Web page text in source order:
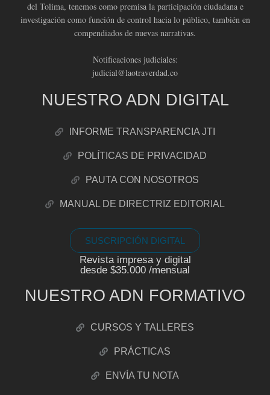
del Tolima, tenemos como premisa la participación ciudadana e
investigación como función de control hacia lo público, también en
compendiados de nuevas narrativas.
Notificaciones judiciales:
judicial@laotraverdad.co
NUESTRO ADN DIGITAL
INFORME TRANSPARENCIA JTI
POLÍTICAS DE PRIVACIDAD
PAUTA CON NOSOTROS
MANUAL DE DIRECTRIZ EDITORIAL
SUSCRIPCIÓN DIGITAL
Revista impresa y digital
desde $35.000 /mensual
NUESTRO ADN FORMATIVO
CURSOS Y TALLERES
PRÁCTICAS
ENVÍA TU NOTA